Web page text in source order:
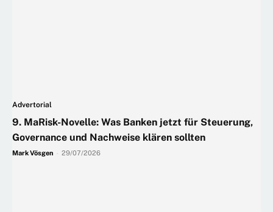
Advertorial
9. MaRisk-Novelle: Was Banken jetzt für Steuerung,
Governance und Nachweise klären sollten
Mark Vösgen 29/07/2026